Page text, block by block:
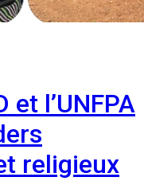
et l’UNFPA
religieux